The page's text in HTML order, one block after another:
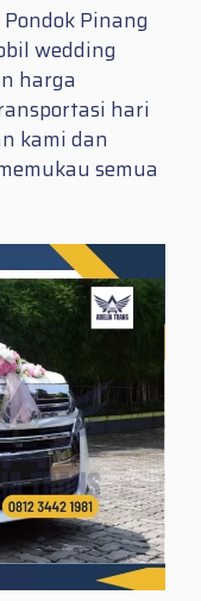
Pinang
wedding
harga
hari
kami dan
semua